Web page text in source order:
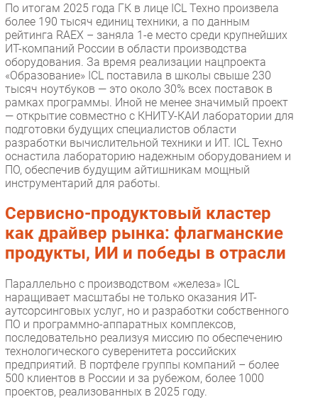
По итогам 2025 года ГК в лице ICL Техно произвела
более 190 тысяч единиц техники, а по данным
рейтинга RAEX – заняла 1-е место среди крупнейших
ИТ-компаний России в области производства
оборудования. За время реализации нацпроекта
«Образование» ICL поставила в школы свыше 230
тысяч ноутбуков — это около 30% всех поставок в
рамках программы. Иной не менее значимый проект
— открытие совместно с КНИТУ-КАИ лаборатории для
подготовки будущих специалистов области
разработки вычислительной техники и ИТ. ICL Техно
оснастила лабораторию надежным оборудованием и
ПО, обеспечив будущим айтишникам мощный
инструментарий для работы.
Сервисно-продуктовый кластер
как драйвер рынка: флагманские
продукты, ИИ и победы в отрасли
Параллельно с производством «железа» ICL
наращивает масштабы не только оказания ИТ-
аутсорсинговых услуг, но и разработки собственного
ПО и программно-аппаратных комплексов,
последовательно реализуя миссию по обеспечению
технологического суверенитета российских
предприятий. В портфеле группы компаний – более
500 клиентов в России и за рубежом, более 1000
проектов, реализованных в 2025 году.